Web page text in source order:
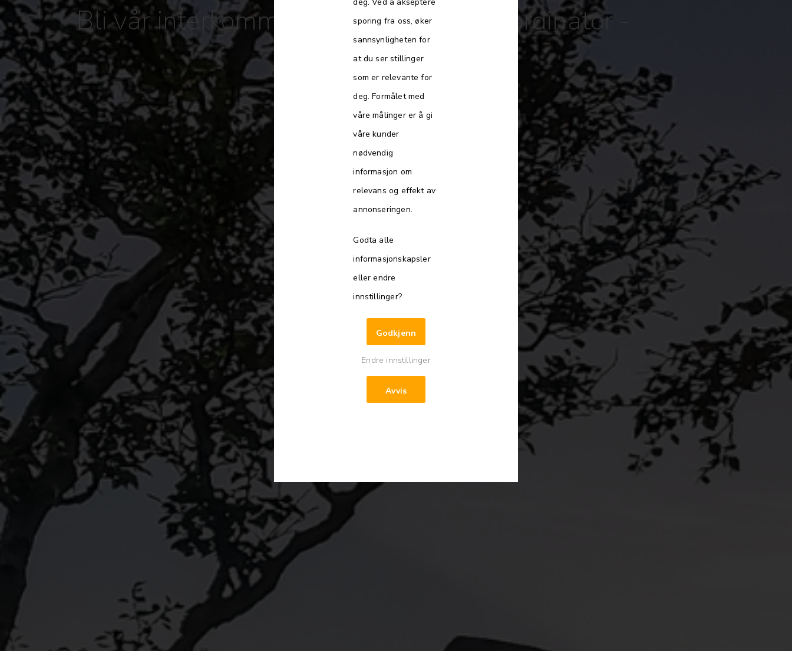
sporing fra oss, øker
sannsynligheten for
at du ser stillinger
som er relevante for
deg. Formålet med
våre målinger er å gi
våre kunder
nødvendig
informasjon om
relevans og effekt av
annonseringen.
Godta alle
informasjonskapsler
eller endre
innstillinger?
Godkjenn
Endre innstillinger
Avvis
Bli vår interkommunale beredskapskoordinator -
prosjektleder